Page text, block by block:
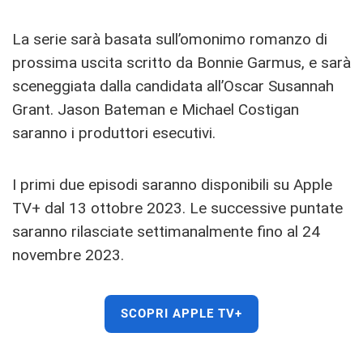
La serie sarà basata sull’omonimo romanzo di
prossima uscita scritto da Bonnie Garmus, e sarà
sceneggiata dalla candidata all’Oscar Susannah
Grant. Jason Bateman e Michael Costigan
saranno i produttori esecutivi.
I primi due episodi saranno disponibili su Apple
TV+ dal 13 ottobre 2023. Le successive puntate
saranno rilasciate settimanalmente fino al 24
novembre 2023.
SCOPRI APPLE TV+